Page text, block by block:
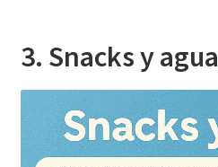
3. Snacks y agua